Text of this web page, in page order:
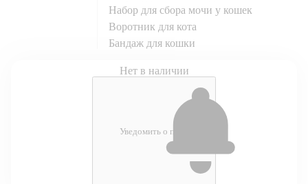
набор для сбора мочи у кошек
воротник для кота
бандаж для кошки
Нет в наличии
Уведомить о появлении